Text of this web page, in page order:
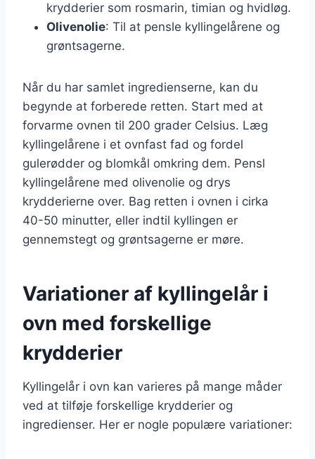
krydderier som rosmarin, timian og hvidløg.
Olivenolie: Til at pensle kyllingelårene og
grøntsagerne.
Når du har samlet ingredienserne, kan du
begynde at forberede retten. Start med at
forvarme ovnen til 200 grader Celsius. Læg
kyllingelårene i et ovnfast fad og fordel
gulerødder og blomkål omkring dem. Pensl
kyllingelårene med olivenolie og drys
krydderierne over. Bag retten i ovnen i cirka
40-50 minutter, eller indtil kyllingen er
gennemstegt og grøntsagerne er møre.
Variationer af kyllingelår i
ovn med forskellige
krydderier
Kyllingelår i ovn kan varieres på mange måder
ved at tilføje forskellige krydderier og
ingredienser. Her er nogle populære variationer: